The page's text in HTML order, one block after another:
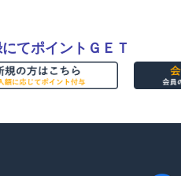
てポイントＧＥＴ